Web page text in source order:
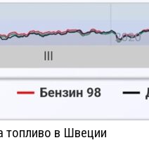
топливо в Швеции